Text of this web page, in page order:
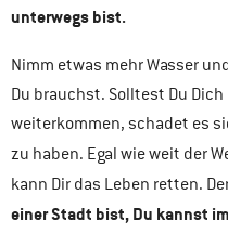
unterwegs bist.
Nimm etwas mehr Wasser
Du brauchst. Solltest Du
weiterkommen, schadet es
zu haben. Egal wie weit der
kann Dir das Leben retten.
einer Stadt bist, Du kannst